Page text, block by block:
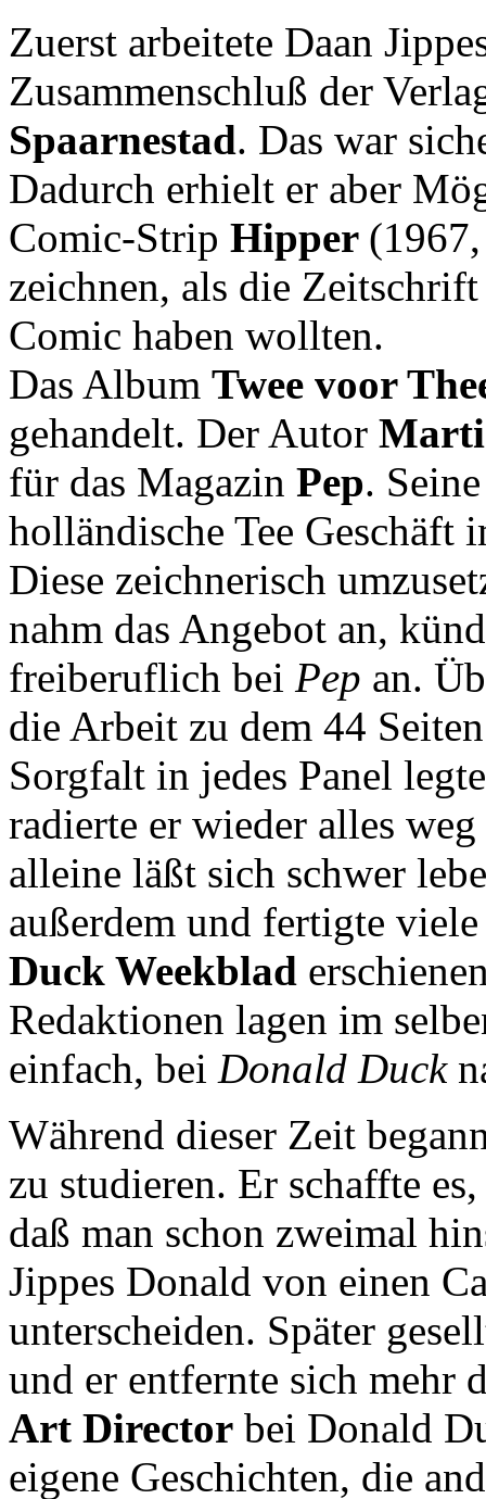
Zuerst arbeitete Daan
Zusammenschluß der
Spaarnestad. Das war
Dadurch erhielt er aber
Comic-Strip Hipper
zeichnen, als die
Comic haben wollten.
Das Album Twee voor
gehandelt. Der Autor
für das Magazin Pep.
holländische Tee Geschäft
Diese zeichnerisch
nahm das Angebot an,
freiberuflich bei Pep an.
die Arbeit zu dem 44
Sorgfalt in jedes Panel
radierte er wieder alles
alleine läßt sich schwer
außerdem und fertigte
Duck Weekblad
Redaktionen lagen im
einfach, bei Donald Duck
Während dieser Zeit
zu studieren. Er schaffte
daß man schon zweimal
Jippes Donald von einen
unterscheiden. Später
und er entfernte sich mehr
Art Director bei Donald
eigene Geschichten, die